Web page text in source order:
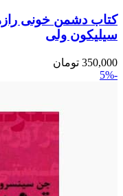
کتاب دشمن خونی
سیلیکون ولی
350,000 تومان
-5%